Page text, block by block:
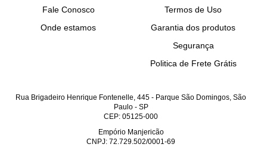
Fale Conosco
Onde estamos
Termos de Uso
Garantia dos produtos
Segurança
Politica de Frete Grátis
Rua Brigadeiro Henrique Fontenelle, 445 - Parque São Domingos, São
Paulo- SP
CEP: 05125-000
Empório Manjericão
CNPJ: 72.729.502/0001-69